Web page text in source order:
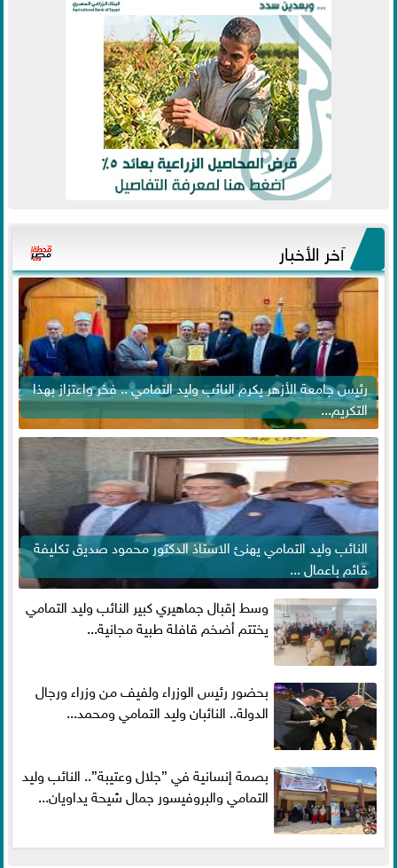
آخر الأخبار
رئيس جامعة الأزهر يكرم النائب وليد التمامي .. فخر واعتزاز بهذا
التكريم...
النائب وليد التمامي يهنئ الاستاذ الدكتور محمود صديق تكليفة
قائم باعمال ...
وسط إقبال جماهيري كبير النائب وليد التمامي
يختتم أضخم قافلة طبية مجانية...
بحضور رئيس الوزراء ولفيف من وزراء ورجال
الدولة.. النائبان وليد التمامي ومحمد...
بصمة إنسانية في ”جلال وعتيبة”.. النائب وليد
التمامي والبروفيسور جمال شيحة يداويان...